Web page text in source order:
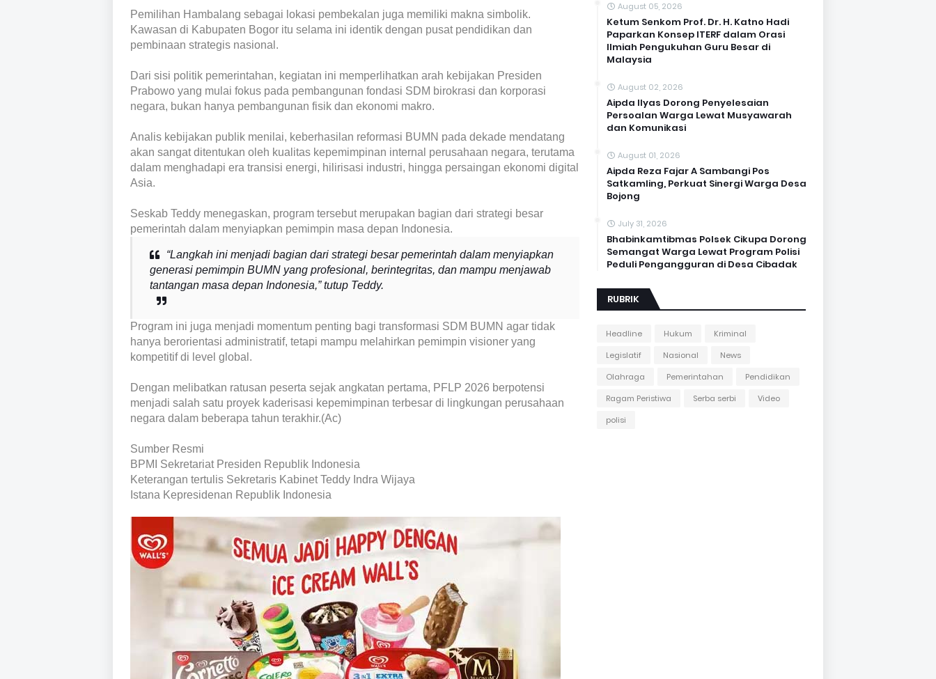
Pemilihan Hambalang sebagai lokasi pembekalan juga memiliki makna simbolik.
Kawasan di Kabupaten Bogor itu selama ini identik dengan pusat pendidikan dan
pembinaan strategis nasional.
Dari sisi politik pemerintahan, kegiatan ini memperlihatkan arah kebijakan Presiden
Prabowo yang mulai fokus pada pembangunan fondasi SDM birokrasi dan korporasi
negara, bukan hanya pembangunan fisik dan ekonomi makro.
Analis kebijakan publik menilai, keberhasilan reformasi BUMN pada dekade mendatang
akan sangat ditentukan oleh kualitas kepemimpinan internal perusahaan negara, terutama
dalam menghadapi era transisi energi, hilirisasi industri, hingga persaingan ekonomi digital
Asia.
Seskab Teddy menegaskan, program tersebut merupakan bagian dari strategi besar
pemerintah dalam menyiapkan pemimpin masa depan Indonesia.
“Langkah ini menjadi bagian dari strategi besar pemerintah dalam menyiapkan
generasi pemimpin BUMN yang profesional, berintegritas, dan mampu menjawab
tantangan masa depan Indonesia,” tutup Teddy.
Program ini juga menjadi momentum penting bagi transformasi SDM BUMN agar tidak
hanya berorientasi administratif, tetapi mampu melahirkan pemimpin visioner yang
kompetitif di level global.
Dengan melibatkan ratusan peserta sejak angkatan pertama, PFLP 2026 berpotensi
menjadi salah satu proyek kaderisasi kepemimpinan terbesar di lingkungan perusahaan
negara dalam beberapa tahun terakhir.(Ac)
Sumber Resmi
BPMI Sekretariat Presiden Republik Indonesia
Keterangan tertulis Sekretaris Kabinet Teddy Indra Wijaya
Istana Kepresidenan Republik Indonesia
August 05, 2026
Ketum Senkom Prof. Dr. H. Katno Hadi
Paparkan Konsep ITERF dalam Orasi
Ilmiah Pengukuhan Guru Besar di
Malaysia
August 02, 2026
Aipda Ilyas Dorong Penyelesaian
Persoalan Warga Lewat Musyawarah
dan Komunikasi
August 01, 2026
Aipda Reza Fajar A Sambangi Pos
Satkamling, Perkuat Sinergi Warga Desa
Bojong
July 31, 2026
Bhabinkamtibmas Polsek Cikupa Dorong
Semangat Warga Lewat Program Polisi
Peduli Pengangguran di Desa Cibadak
RUBRIK
Headline Hukum
Kriminal
Legislatif
Nasional
News
Olahraga
Pemerintahan
Pendidikan
Ragam Peristiwa
Serba serbi
Video
polisi